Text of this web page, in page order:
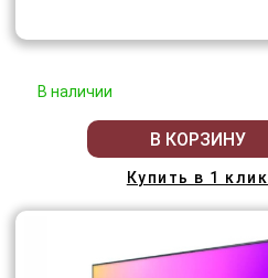
В наличии
В КОРЗИНУ
Купить в 1 клик